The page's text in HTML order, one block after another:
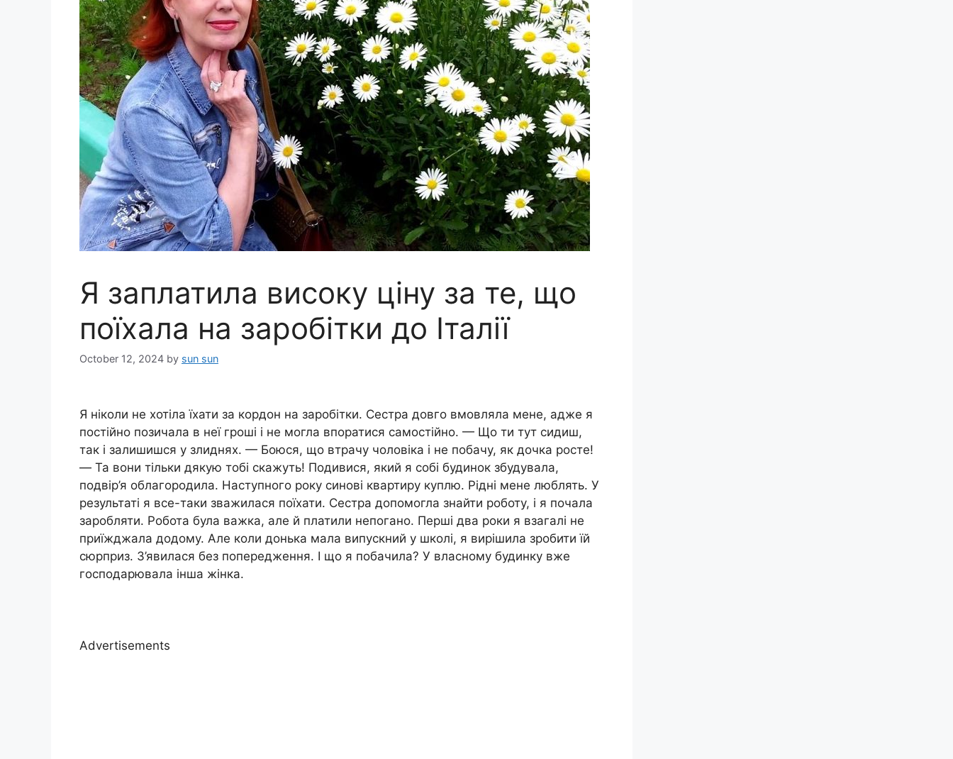
Я заплатила високу ціну за те, що
поїхала на заробітки до Італії
October 12, 2024 by sun sun
Я ніколи не хотіла їхати за кордон на заробітки. Сестра довго вмовляла мене, адже я
постійно позичала в неї гроші і не могла впоратися самостійно. — Що ти тут сидиш,
так і залишишся у злиднях. — Боюся, що втрачу чоловіка і не побачу, як дочка росте!
— Та вони тільки дякую тобі скажуть! Подивися, який я собі будинок збудувала,
подвір’я облагородила. Наступного року синові квартиру куплю. Рідні мене люблять. У
результаті я все-таки зважилася поїхати. Сестра допомогла знайти роботу, і я почала
заробляти. Робота була важка, але й платили непогано. Перші два роки я взагалі не
приїжджала додому. Але коли донька мала випускний у школі, я вирішила зробити їй
сюрприз. З’явилася без попередження. І що я побачила? У власному будинку вже
господарювала інша жінка.
Advertisements